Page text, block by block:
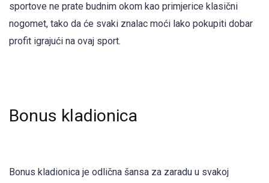
sportove ne prate budnim okom kao primjerice klasični
nogomet, tako da će svaki znalac moći lako pokupiti dobar
profit igrajući na ovaj sport.
Bonus kladionica
Bonus kladionica je odlična šansa za zaradu u svakoj